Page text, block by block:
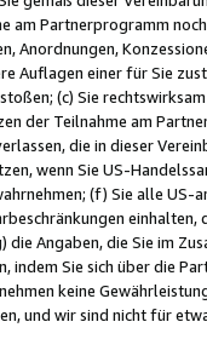
am Partnerprogramm
Anordnungen,
Auflagen einer für Sie
(c) Sie
der Teilnahme am
die in dieser
wenn Sie US-
(f) Sie alle
die Angaben, die Sie im
indem Sie sich über die
keine
und wir sind nicht für